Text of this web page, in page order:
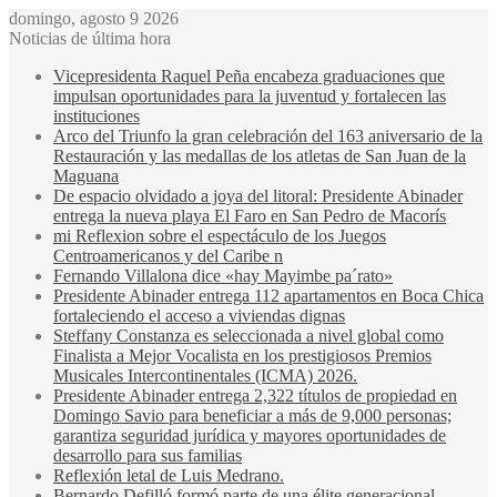
domingo, agosto 9 2026
Noticias de última hora
Vicepresidenta Raquel Peña encabeza graduaciones que
impulsan oportunidades para la juventud y fortalecen las
instituciones
Arco del Triunfo la gran celebración del 163 aniversario de la
Restauración y las medallas de los atletas de San Juan de la
Maguana
De espacio olvidado a joya del litoral: Presidente Abinader
entrega la nueva playa El Faro en San Pedro de Macorís
mi Reflexion sobre el espectáculo de los Juegos
Centroamericanos y del Caribe n
Fernando Villalona dice «hay Mayimbe pa´rato»
Presidente Abinader entrega 112 apartamentos en Boca Chica
fortaleciendo el acceso a viviendas dignas
Steffany Constanza es seleccionada a nivel global como
Finalista a Mejor Vocalista en los prestigiosos Premios
Musicales Intercontinentales (ICMA) 2026.
Presidente Abinader entrega 2,322 títulos de propiedad en
Domingo Savio para beneficiar a más de 9,000 personas;
garantiza seguridad jurídica y mayores oportunidades de
desarrollo para sus familias
Reflexión letal de Luis Medrano.